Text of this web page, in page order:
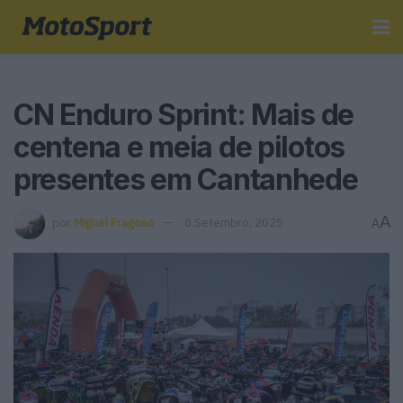
CN Enduro Sprint: Mais de
centena e meia de pilotos
presentes em Cantanhede
por Miguel Fragoso 8 Setembro, 2025 AA